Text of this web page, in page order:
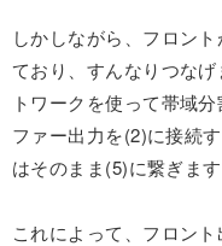
しかしながら、フロン
ており、すんなりつな
トワークを使って帯域
ファー出力を(2)に接続
はそのまま(5)に繋ぎます
これによって、フロン